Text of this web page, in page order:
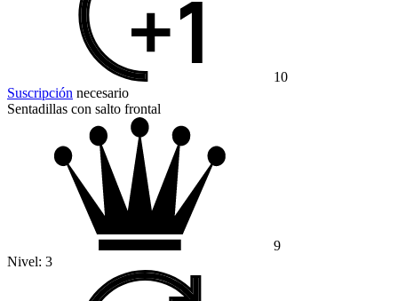
10
Suscripción necesario
Sentadillas con salto frontal
9
Nivel: 3